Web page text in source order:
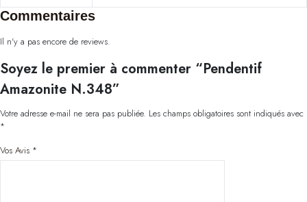
Commentaires
Il n'y a pas encore de reviews.
Soyez le premier à commenter “Pendentif
Amazonite N.348”
Votre adresse e-mail ne sera pas publiée. Les champs obligatoires sont indiqués avec
*
Vos Avis *